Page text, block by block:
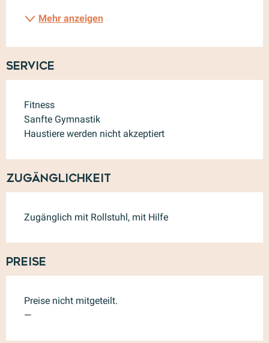
Mehr anzeigen
Service
Fitness
Sanfte Gymnastik
Haustiere werden nicht akzeptiert
Zugänglichkeit
Zugänglich mit Rollstuhl, mit Hilfe
Preise
Preise nicht mitgeteilt.
—